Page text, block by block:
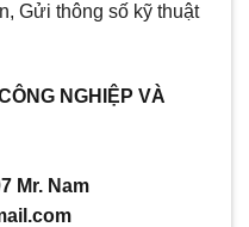
Gửi thông số kỹ thuật
NGHIỆP VÀ
Mr. Nam